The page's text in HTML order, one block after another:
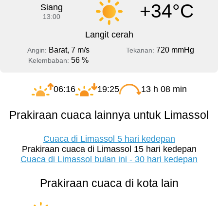
Siang
13:00 +34°C
Langit cerah
Angin: Barat, 7 m/s Tekanan: 720 mmHg
Kelembaban: 56 %
06:16 19:25 13 h 08 min
Prakiraan cuaca lainnya untuk Limassol
Cuaca di Limassol 5 hari kedepan
Prakiraan cuaca di Limassol 15 hari kedepan
Cuaca di Limassol bulan ini - 30 hari kedepan
Prakiraan cuaca di kota lain